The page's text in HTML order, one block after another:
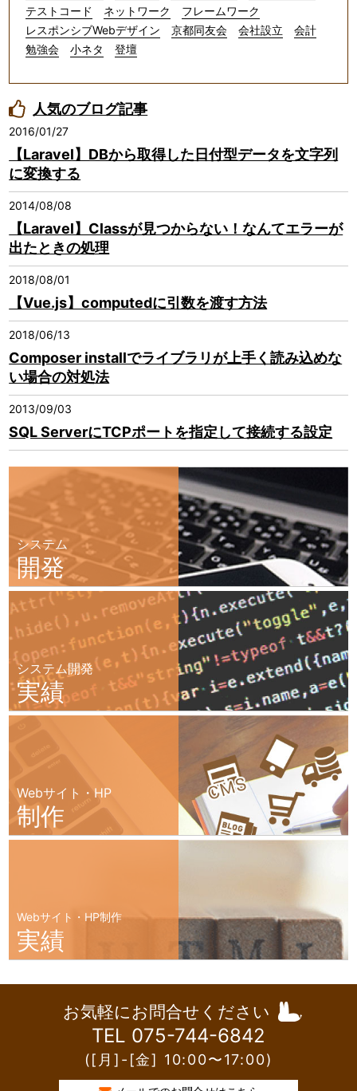
テストコード
ネットワーク
フレームワーク
レスポンシブWebデザイン
京都同友会 会社設立
会計
勉強会
小ネタ 登壇
人気のブログ記事
2016/01/27
【Laravel】DBから取得した日付型データを文字列
に変換する
2014/08/08
【Laravel】Classが見つからない！なんてエラーが
出たときの処理
2018/08/01
【Vue.js】computedに引数を渡す方法
2018/06/13
Composer installでライブラリが上手く読み込めな
い場合の対処法
2013/09/03
SQL ServerにTCPポートを指定して接続する設定
システム
開発
システム開発
実績
Webサイト・HP
制作
Webサイト・HP制作
実績
お気軽にお問合せください
TEL 075-744-6842
([月]-[金] 10:00〜17:00)